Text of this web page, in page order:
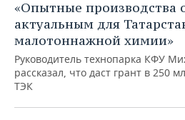
«Опытные производства
актуальным для
малотоннажной химии»
Руководитель технопарка КФУ
рассказал, что даст грант в 250
ТЭК